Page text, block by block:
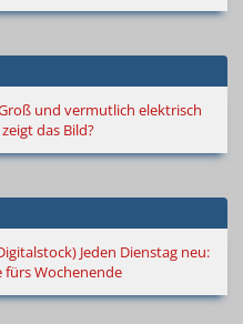
und vermutlich elektrisch
das Bild?
Jeden Dienstag neu:
fürs Wochenende